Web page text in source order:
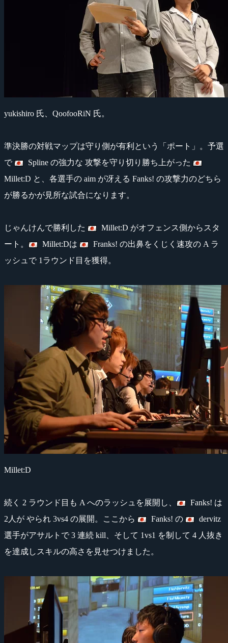
yukishiro 氏、QoofooRiN 氏。
準決勝の対戦マップは守り側が有利という「ポート」。予選
で
Spline の強力な 攻撃を守り切り勝ち上がった
Millet:D と、各選手の aim が冴える Fanks! の攻撃力のどちら
が勝るかが見所な試合になります。
じゃんけんで勝利した
Millet:D がオフェンス側からスタ
ート。
Millet:Dは
Franks! の出鼻をくじく速攻の A ラ
ッシュで 1ラウンド目を獲得。
Millet:D
続く 2 ラウンド目も A へのラッシュを展開し、
Fanks! は
2人が やられ 3vs4 の展開。ここから
Fanks! の
dervitz
選手がアサルトで 3 連続 kill、そして 1vs1 を制して 4 人抜き
を達成しスキルの高さを見せつけました。